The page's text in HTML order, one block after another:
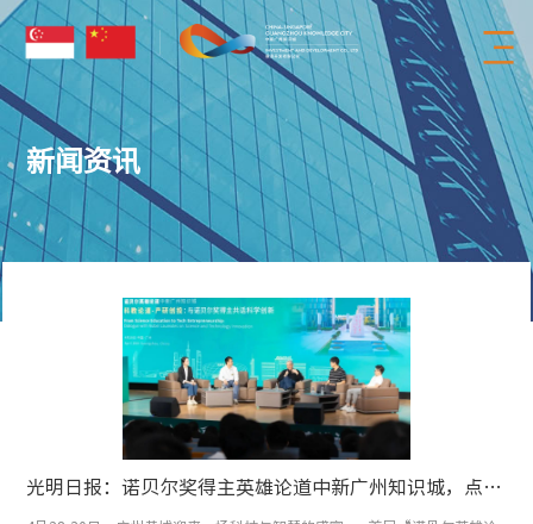
新闻资讯
光明日报：诺贝尔奖得主英雄论道中新广州知识城，点燃新质生产力“火花”